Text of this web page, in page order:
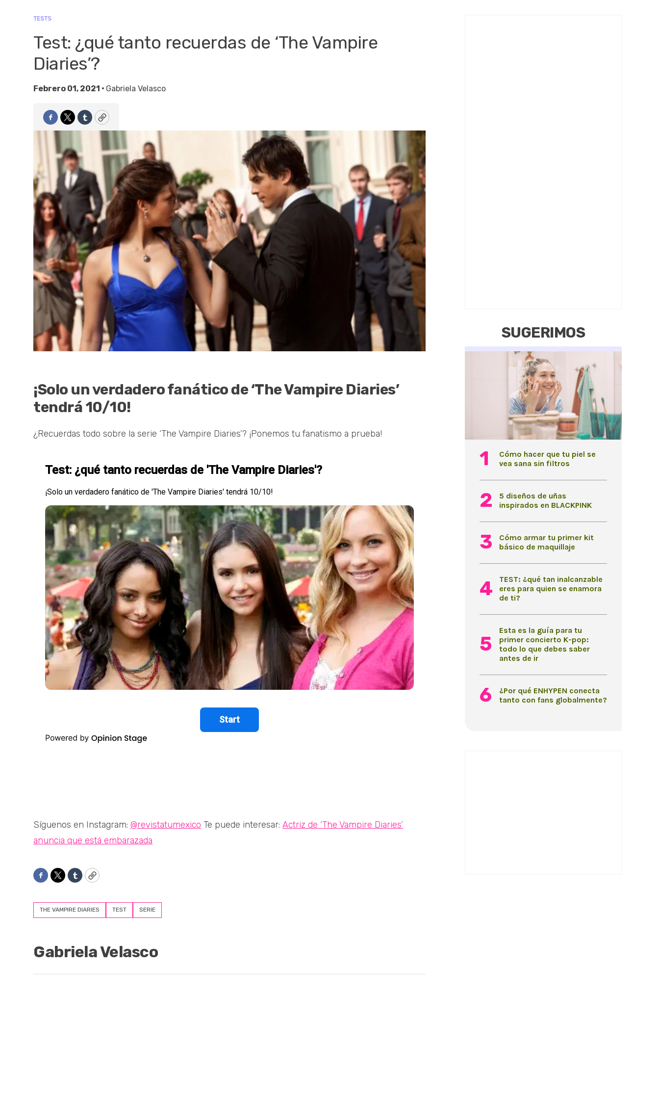
TESTS
Test: ¿qué tanto recuerdas de ‘The Vampire
Diaries’?
Febrero 01, 2021 • Gabriela Velasco
Facebook
TwitterTumblrCopy
¡Solo un verdadero fanático de ‘The Vampire Diaries’
tendrá 10/10!
¿Recuerdas todo sobre la serie ‘The Vampire Diaries’? ¡Ponemos tu fanatismo a prueba!
Síguenos en Instagram: @revistatumexico Te puede interesar: Actriz de ‘The Vampire Diaries’
anuncia que está embarazada
Facebook
TwitterTumblrCopy
THE VAMPIRE DIARIES TEST SERIE
Gabriela Velasco
SUGERIMOS
Cómo hacer que tu piel se
vea sana sin filtros
5 diseños de uñas
inspirados en BLACKPINK
Cómo armar tu primer kit
básico de maquillaje
TEST: ¿qué tan inalcanzable
eres para quien se enamora
de ti?
Esta es la guía para tu
primer concierto K-pop:
todo lo que debes saber
antes de ir
¿Por qué ENHYPEN conecta
tanto con fans globalmente?